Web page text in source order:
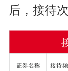
后，接待